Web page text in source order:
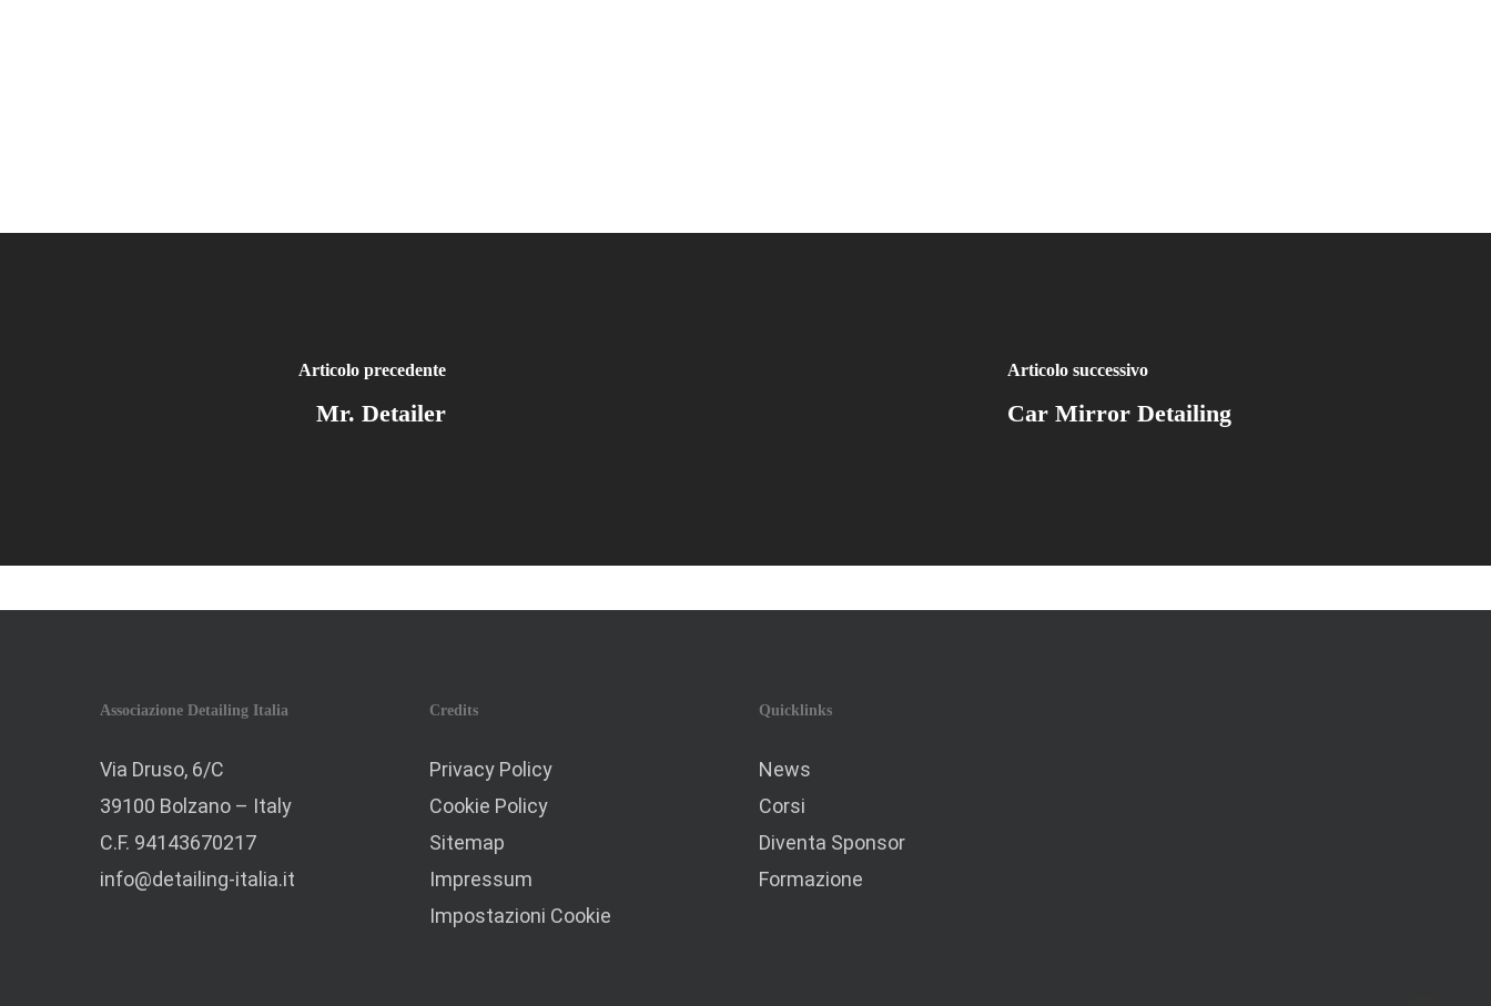
Articolo precedente
Mr. Detailer
Articolo successivo
Car Mirror Detailing
Associazione Detailing Italia
Via Druso, 6/C
39100 Bolzano – Italy
C.F. 94143670217
info@detailing-italia.it
Credits
Privacy Policy
Cookie Policy
Sitemap
Impressum
Impostazioni Cookie
Quicklinks
News
Corsi
Diventa Sponsor
Formazione